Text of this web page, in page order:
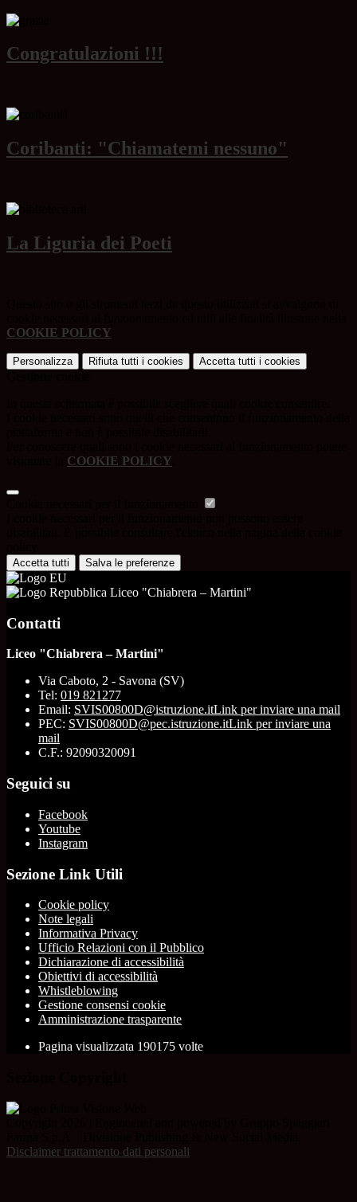
Congratulazioni !!!
Coribanti: "Chiamatemi nessuno"
La Liguria dei Poeti
COOKIE POLICY
Personalizza Rifiuta tutti i cookies Accetta tutti i cookies
COOKIE POLICY
Accetta tutti Salva le preferenze
Liceo "Chiabrera – Martini"
Contatti
Liceo "Chiabrera – Martini"
Via Caboto, 2 - Savona (SV)
Tel: 019 821277
Email: SVIS00800D@istruzione.itLink per inviare una mail
PEC: SVIS00800D@pec.istruzione.itLink per inviare una
mail
C.F.: 92090320091
Seguici su
Facebook
Youtube
Instagram
Sezione Link Utili
Cookie policy
Note legali
Informativa Privacy
Ufficio Relazioni con il Pubblico
Dichiarazione di accessibilità
Obiettivi di accessibilità
Whistleblowing
Gestione consensi cookie
Amministrazione trasparente
Pagina visualizzata 190175 volte
Disclaimer trattamento dati personali